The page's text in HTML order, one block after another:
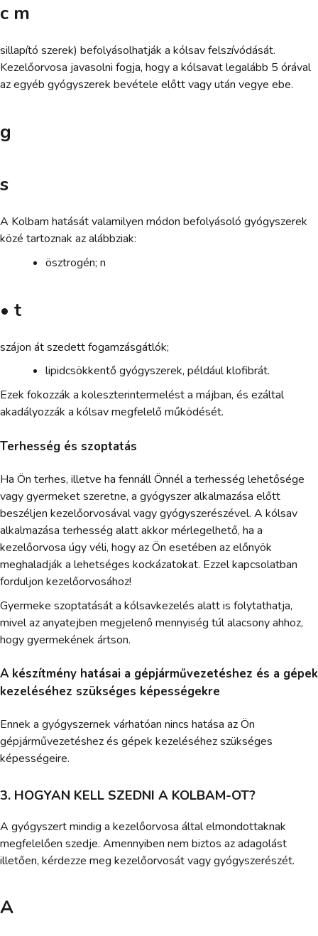
c m
sillapító szerek) befolyásolhatják a kólsav felszívódását.
Kezelőorvosa javasolni fogja, hogy a kólsavat legalább 5 órával
az egyéb gyógyszerek bevétele előtt vagy után vegye ebe.
g
s
A Kolbam hatását valamilyen módon befolyásoló gyógyszerek
közé tartoznak az alábbziak:
ösztrogén; n
• t
szájon át szedett fogamzásgátlók;
lipidcsökkentő gyógyszerek, például klofibrát.
Ezek fokozzák a koleszterintermelést a májban, és ezáltal
akadályozzák a kólsav megfelelő működését.
Terhesség és szoptatás
Ha Ön terhes, illetve ha fennáll Önnél a terhesség lehetősége
vagy gyermeket szeretne, a gyógyszer alkalmazása előtt
beszéljen kezelőorvosával vagy gyógyszerészével. A kólsav
alkalmazása terhesség alatt akkor mérlegelhető, ha a
kezelőorvosa úgy véli, hogy az Ön esetében az előnyök
meghaladják a lehetséges kockázatokat. Ezzel kapcsolatban
forduljon kezelőorvosához!
Gyermeke szoptatását a kólsavkezelés alatt is folytathatja,
mivel az anyatejben megjelenő mennyiség túl alacsony ahhoz,
hogy gyermekének ártson.
A készítmény hatásai a gépjárművezetéshez és a gépek
kezeléséhez szükséges képességekre
Ennek a gyógyszernek várhatóan nincs hatása az Ön
gépjárművezetéshez és gépek kezeléséhez szükséges
képességeire.
3. HOGYAN KELL SZEDNI A KOLBAM-OT?
A gyógyszert mindig a kezelőorvosa által elmondottaknak
megfelelően szedje. Amennyiben nem biztos az adagolást
illetően, kérdezze meg kezelőorvosát vagy gyógyszerészét.
A